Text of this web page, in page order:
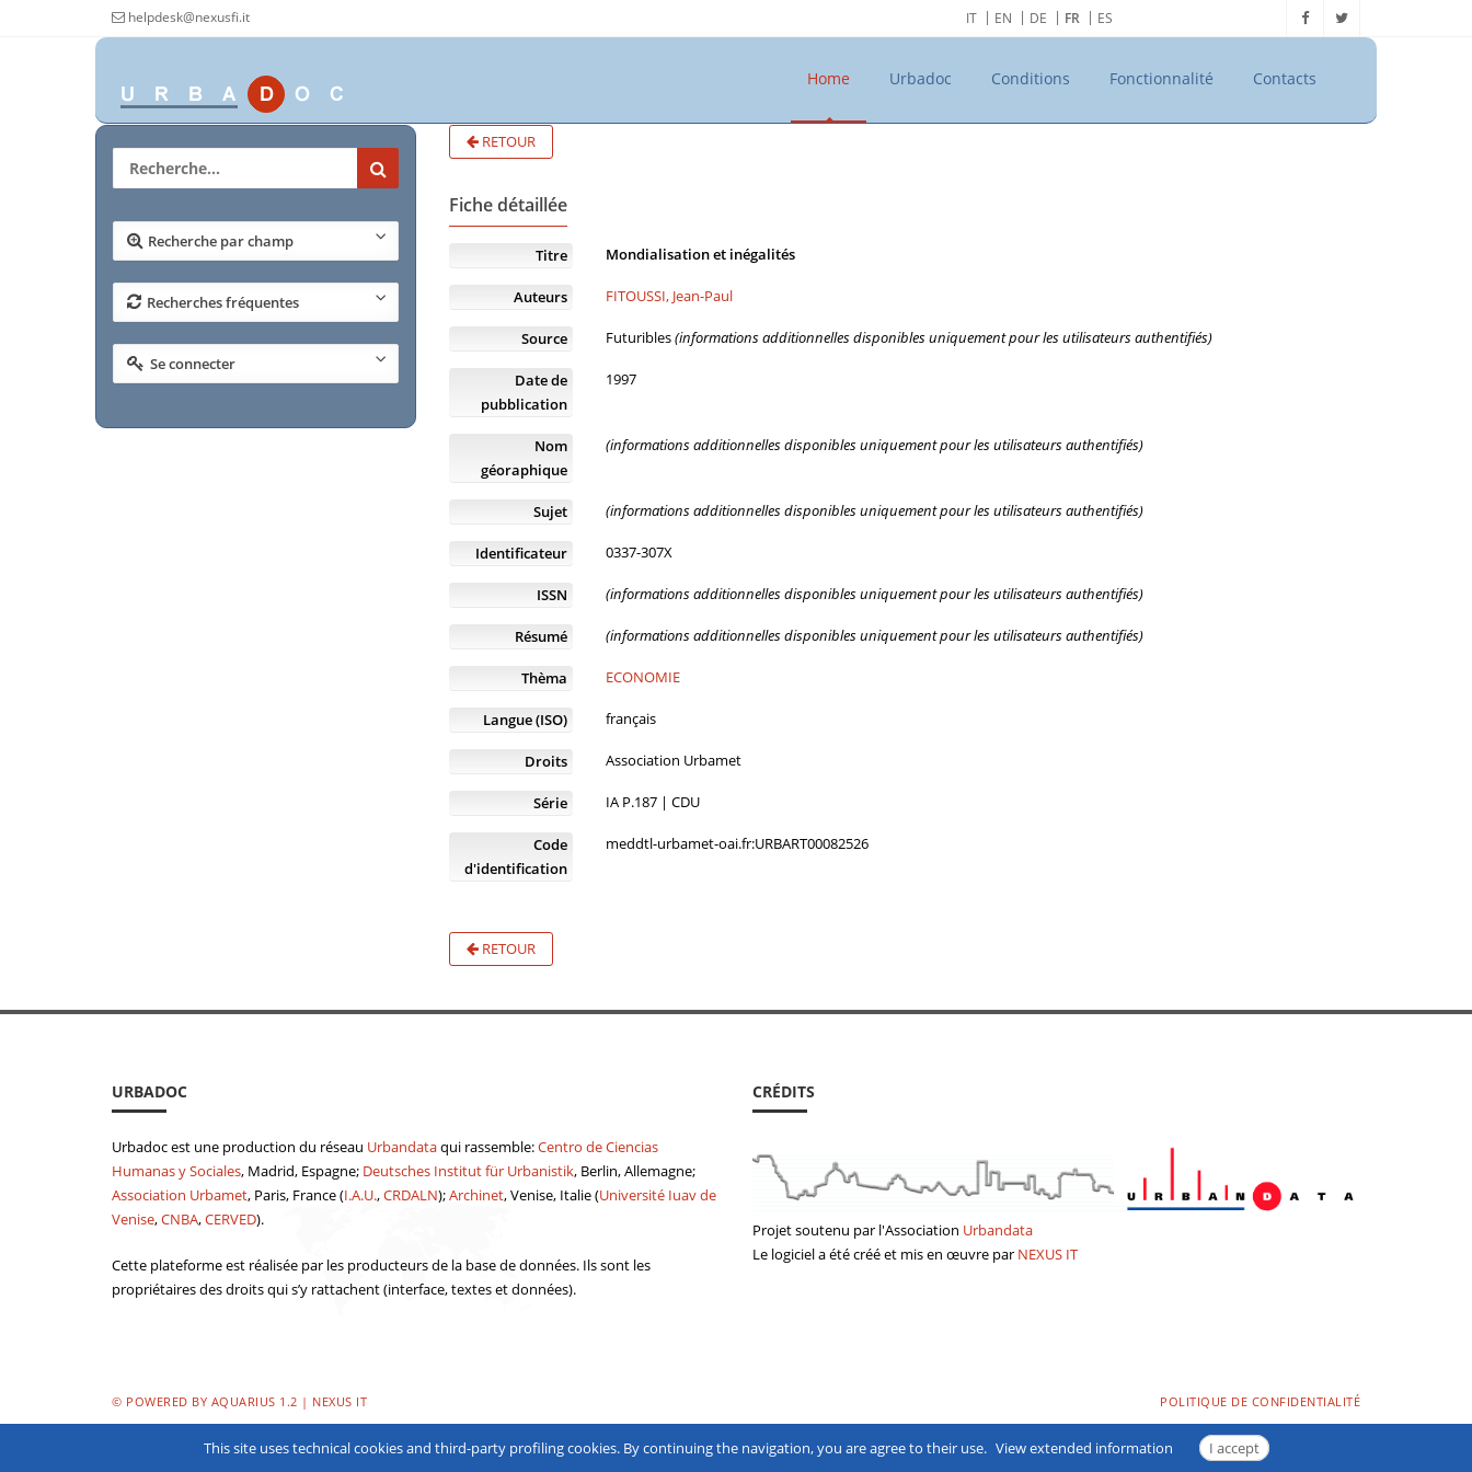
helpdesk@nexusfi.it IT EN DE FR ES
Home Urbadoc Conditions Fonctionnalité Contacts
Recherche par champ
Recherches fréquentes
Se connecter
RETOUR
Fiche détaillée
Titre Mondialisation et inégalités
Auteurs FITOUSSI, Jean-Paul
Source Futuribles(informations additionnelles disponibles uniquement pour les utilisateurs authentifiés)
Date de
pubblication
1997
Nom
géoraphique
(informations additionnelles disponibles uniquement pour les utilisateurs authentifiés)
Sujet (informations additionnelles disponibles uniquement pour les utilisateurs authentifiés)
Identificateur 0337-307X
ISSN (informations additionnelles disponibles uniquement pour les utilisateurs authentifiés)
Résumé (informations additionnelles disponibles uniquement pour les utilisateurs authentifiés)
Thèma ECONOMIE
Langue (ISO) français
Droits Association Urbamet
Série IA P.187 | CDU
Code
d'identification
meddtl-urbamet-oai.fr:URBART00082526
RETOUR
URBADOC
Urbadoc est une production du réseau Urbandataqui rassemble:Centro de Ciencias
Humanas y Sociales, Madrid, Espagne; Deutsches Institut für Urbanistik, Berlin, Allemagne;
Association Urbamet, Paris, France (I.A.U.,CRDALN);Archinet, Venise, Italie (Université Iuav de
Venise,CNBA,CERVED).
Cette plateforme est réalisée par les producteurs de la base de données. Ils sont les
propriétaires des droits qui s’y rattachent (interface, textes et données).
CRÉDITS
Projet soutenu par l'Association Urbandata
Le logiciel a étécrééet mis en œuvre par NEXUS IT
© POWERED BY AQUARIUS 1.2 | NEXUS IT POLITIQUE DE CONFIDENTIALITÉ
This site uses technical cookies and third-party profiling cookies. By continuing the navigation, you are agree to their use. View extended information I accept